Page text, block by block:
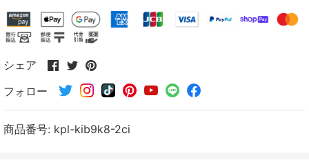
シェア
Facebook
シ
ェ
ア
す
Twitter
シ
ェ
ア
す
Pinterest
シ
ェ
ア
フォロー
商品番号: kpl-kib9k8-2ci